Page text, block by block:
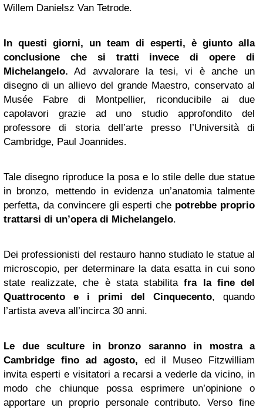
Willem Danielsz Van Tetrode.
In questi giorni, un team di esperti, è giunto alla
conclusione che si tratti invece di opere di
Michelangelo. Ad avvalorare la tesi, vi è anche un
disegno di un allievo del grande Maestro, conservato al
Musée Fabre di Montpellier, riconducibile ai due
capolavori grazie ad uno studio approfondito del
professore di storia dell’arte presso l’Università di
Cambridge, Paul Joannides.
Tale disegno riproduce la posa e lo stile delle due statue
in bronzo, mettendo in evidenza un’anatomia talmente
perfetta, da convincere gli esperti che potrebbe proprio
trattarsi di un’opera di Michelangelo.
Dei professionisti del restauro hanno studiato le statue al
microscopio, per determinare la data esatta in cui sono
state realizzate, che è stata stabilitafra la fine del
Quattrocento e i primi del Cinquecento, quando
l’artista aveva all’incirca 30 anni.
Le due sculture in bronzo saranno in mostra a
Cambridge fino ad agosto, ed il Museo Fitzwilliam
invita esperti e visitatori a recarsi a vederle da vicino, in
modo che chiunque possa esprimere un’opinione o
apportare un proprio personale contributo. Verso fine